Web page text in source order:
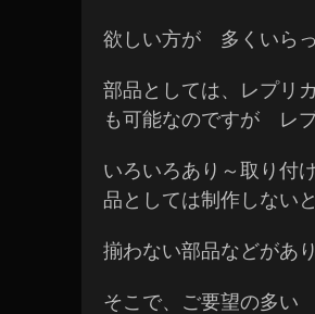
欲しい方が 多くいらっ
部品としては、レプリ
も可能なのですが レ
いろいろあり～取り
品としては制作しないと
揃わない部品などがあ
そこで、ご要望の多